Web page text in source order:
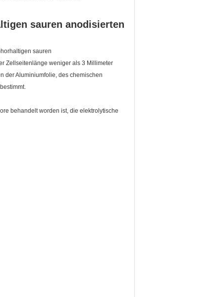
sauren anodisierten
sauren
Zellseitenlänge weniger als 3 Millimeter
der Aluminiumfolie, des chemischen
behandelt worden ist, die elektrolytische